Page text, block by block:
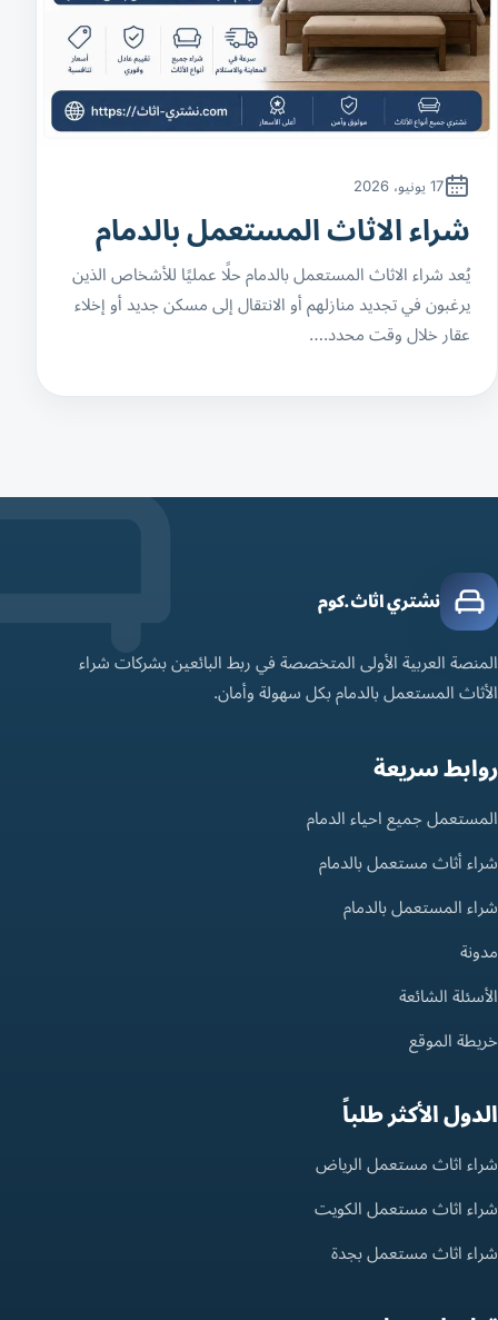
17 يونيو، 2026
شراء الاثاث المستعمل بالدمام
يُعد شراء الاثاث المستعمل بالدمام حلًا عمليًا للأشخاص الذين
يرغبون في تجديد منازلهم أو الانتقال إلى مسكن جديد أو إخلاء
عقار خلال وقت محدد.…
نشتري اثاث.كوم
المنصة العربية الأولى المتخصصة في ربط البائعين بشركات شراء
الأثاث المستعمل بالدمام بكل سهولة وأمان.
روابط سريعة
المستعمل جميع احياء الدمام
شراء أثاث مستعمل بالدمام
شراء المستعمل بالدمام
مدونة
الأسئلة الشائعة
خريطة الموقع
الدول الأكثر طلباً
شراء اثاث مستعمل الرياض
شراء اثاث مستعمل الكويت
شراء اثاث مستعمل بجدة